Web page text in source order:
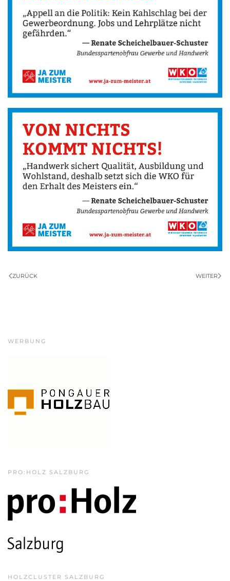
ZURÜCK WEITER
WERBUNG
PRO:HOLZ SALZBURG
HOLZCLUSTER SALZBURG